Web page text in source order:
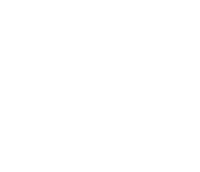
通过创新实践实